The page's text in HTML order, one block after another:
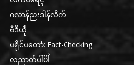
ဂလာန်ညးဒါန်လိက်
ဗဳဒဳယဵု
ပရိုင်ပတောံ: Fact-Checking
လညာတ်ပါ်ပါဲ